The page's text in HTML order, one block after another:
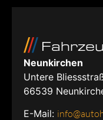
Neunkirchen
Untere
66539
E-Mail: